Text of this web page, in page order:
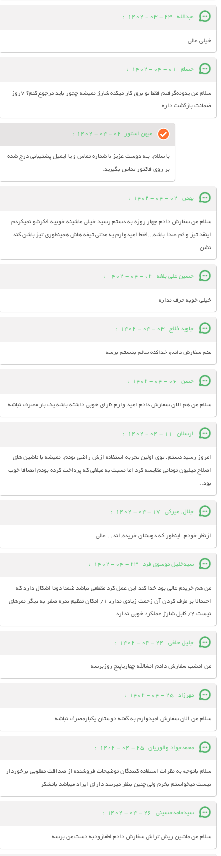
عبدالله 23 - 03 - 1402
:
خیلی عالی
حسام 01 - 04 - 1402
:
سلام من یدونه‌گرفتم فقط تو برق کار میکنه شارژ نمیشه چجور باید مرجوع کنم؟ 7روز
ضمانت بازگشت داره
میهن استور 02 - 04 - 1402
:
با سلام. بله دوست عزیز با شماره تماس و یا ایمیل پشتیبانی درج شده
بر روی فاکتور تماس بگیرید.
بهمن 02 - 04 - 1402
:
سلام من سفارش دادم چهار روزه به دستم رسید خیلی ماشینه خوبیه فکرشو نمیکردم
اینقد تیز و کم صدا باشه...فقط امیدوارم یه مدتی تیغه هاش همینطوری تیز باشن کند
نشن
حسین علی بلغه 02 - 04 - 1402
:
خیلی خوبه حرف نداره
جاوید فلاح 03 - 04 - 1402
:
منم سفارش دادم، خداکنه سالم بدستم برسه
حسن 06 - 04 - 1402
:
سلام من هم الان سفارش دادم امید وارم کارای خوبی داشته باشه یک بار مصرف نباشه
ارسلان 11 - 04 - 1402
:
امروز رسید دستم. توی اولین تجربه استفاده ازش راضی بودم. نمیشه با ماشین های
اصلاح میلیون تومانی مقایسه کرد اما نسبت به مبلغی که پرداخت کرده بودم انصافا خوب
بود..
جلال. میرکی 17 - 04 - 1402
:
ازنظر خودم. اینطور که دوستان خریده.اند... عالی
سیدخلیل موسوی فرد 23 - 04 - 1402
:
من هم خریدم عالی بود خدا کند این عمل کرد مقطعی نباشد ضمنا دوتا اشکال دارد که
احتمالا بر طرف کردن آن زحمت زیادی ندارد ۱/ امکان تنظیم نمره صفر به دیگر نمرهای
نیست ۲/ کابل شارژ عملکرد خوبی ندارد
جلیل حلفی 24 - 04 - 1402
:
من امشب سفارش دادم انشالله چهاریاپنج روزبرسه
مهرزاد 25 - 04 - 1402
:
سلام من الان سفارش امیدوارم به گفته دوستان یکبارمصرف نباشه
محمدجواد والوریان 25 - 04 - 1402
:
سلام باتوجه به نظرات استفاده کنندگان توضیحات فروشنده از صداقت مطلوبی برخوردار
نیست میخواستم بخرم ولی چنین بنظر میرسد دارای ایراد میباشد باتشکر
سیدحامدحسینی 26 - 04 - 1402
:
سلام من ماشین ریش تراش سفارش دادم لطفازودبه دست من برسه